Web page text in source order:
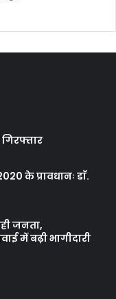
के प्रावधानः डाॅ.
जनता,
में बढ़ी भागीदारी